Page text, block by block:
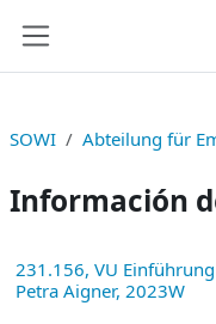
SOWI Abteilung für
Información
231.156, VU
Petra Aigner, 2023W